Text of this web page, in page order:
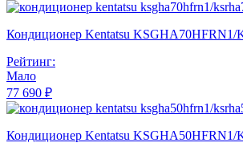
Кондиционер Kentatsu KSGHA70HFRN1/
Рейтинг:
Мало
77 690 ₽
Кондиционер Kentatsu KSGHA50HFRN1/